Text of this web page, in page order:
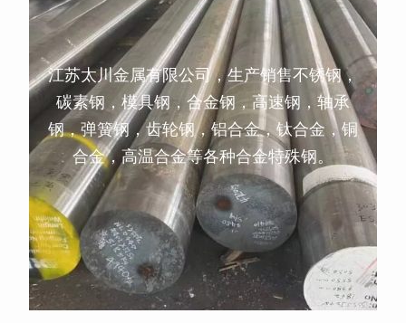
江苏太川金属有限公司，生产销售不锈钢，
碳素钢，模具钢，合金钢，高速钢，轴承
钢，弹簧钢，齿轮钢，铝合金，钛合金，铜
合金，高温合金等各种合金特殊钢。